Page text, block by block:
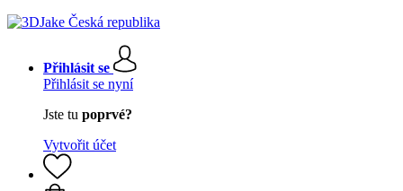
Přihlásit se
Přihlásit se nyní
Jste tu poprvé?
Vytvořit účet